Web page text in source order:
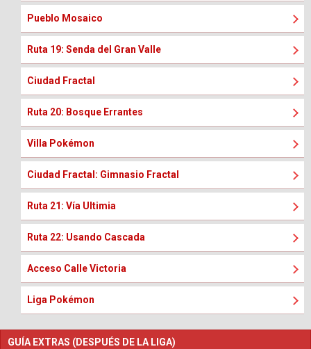
Pueblo Mosaico
Ruta 19: Senda del Gran Valle
Ciudad Fractal
Ruta 20: Bosque Errantes
Villa Pokémon
Ciudad Fractal: Gimnasio Fractal
Ruta 21: Vía Ultimia
Ruta 22: Usando Cascada
Acceso Calle Victoria
Liga Pokémon
GUÍA EXTRAS (DESPUÉS DE LA LIGA)